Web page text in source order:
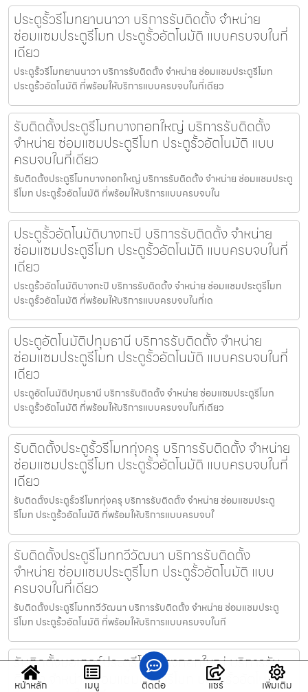
ประตูรั้วรีโมทยานนาวา บริการรับติดตั้ง จำหน่าย
ซ่อมแซมประตูรีโมท ประตูรั้วอัตโนมัติ แบบครบจบในที่
เดียว
ประตูรั้วรีโมทยานนาวา บริการรับติดตั้ง จำหน่าย ซ่อมแซมประตูรีโมท
ประตูรั้วอัตโนมัติ ที่พร้อมให้บริการแบบครบจบในที่เดียว
รับติดตั้งประตูรีโมทบางกอกใหญ่ บริการรับติดตั้ง
จำหน่าย ซ่อมแซมประตูรีโมท ประตูรั้วอัตโนมัติ แบบ
ครบจบในที่เดียว
รับติดตั้งประตูรีโมทบางกอกใหญ่ บริการรับติดตั้ง จำหน่าย ซ่อมแซมประตู
รีโมท ประตูรั้วอัตโนมัติ ที่พร้อมให้บริการแบบครบจบใน
ประตูรั้วอัตโนมัติบางกะปิ บริการรับติดตั้ง จำหน่าย
ซ่อมแซมประตูรีโมท ประตูรั้วอัตโนมัติ แบบครบจบในที่
เดียว
ประตูรั้วอัตโนมัติบางกะปิ บริการรับติดตั้ง จำหน่าย ซ่อมแซมประตูรีโมท
ประตูรั้วอัตโนมัติ ที่พร้อมให้บริการแบบครบจบในที่เด
ประตูอัตโนมัติปทุมธานี บริการรับติดตั้ง จำหน่าย
ซ่อมแซมประตูรีโมท ประตูรั้วอัตโนมัติ แบบครบจบในที่
เดียว
ประตูอัตโนมัติปทุมธานี บริการรับติดตั้ง จำหน่าย ซ่อมแซมประตูรีโมท
ประตูรั้วอัตโนมัติ ที่พร้อมให้บริการแบบครบจบในที่เดียว
รับติดตั้งประตูรั้วรีโมททุ่งครุ บริการรับติดตั้ง จำหน่าย
ซ่อมแซมประตูรีโมท ประตูรั้วอัตโนมัติ แบบครบจบในที่
เดียว
รับติดตั้งประตูรั้วรีโมททุ่งครุ บริการรับติดตั้ง จำหน่าย ซ่อมแซมประตู
รีโมท ประตูรั้วอัตโนมัติ ที่พร้อมให้บริการแบบครบจบใ
รับติดตั้งประตูรีโมททวีวัฒนา บริการรับติดตั้ง
จำหน่าย ซ่อมแซมประตูรีโมท ประตูรั้วอัตโนมัติ แบบ
ครบจบในที่เดียว
รับติดตั้งประตูรีโมททวีวัฒนา บริการรับติดตั้ง จำหน่าย ซ่อมแซมประตู
รีโมท ประตูรั้วอัตโนมัติ ที่พร้อมให้บริการแบบครบจบในที
รับติดตั้งมอเตอร์ประตูรีโมทบางกอกใหญ่ บริการรับ
ติดตั้ง จำหน่าย ซ่อมแซมประตูรีโมท ประตูรั้วอัตโนมัติ
หน้าหลัก เมนู ติดต่อ แชร์ เพิ่มเติม